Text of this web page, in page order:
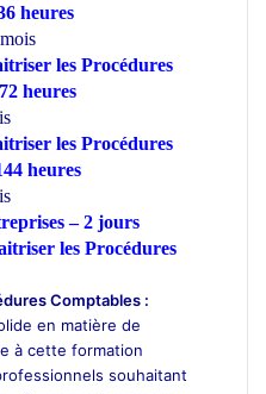
heures
les Procédures
heures
les Procédures
heures
– 2 jours
les Procédures
Comptables :
en matière de
à cette formation
souhaitant